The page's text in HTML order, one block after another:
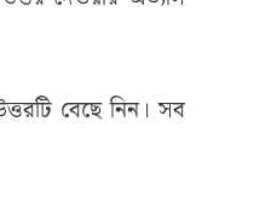
বেছে নিন। সব